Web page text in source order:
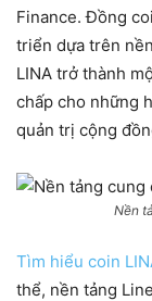
Finance. Đồng
triển dựa trên
LINA trở thành
chấp cho những
quản trị cộng
Nền
Tìm hiểu coin
thể, nền tảng